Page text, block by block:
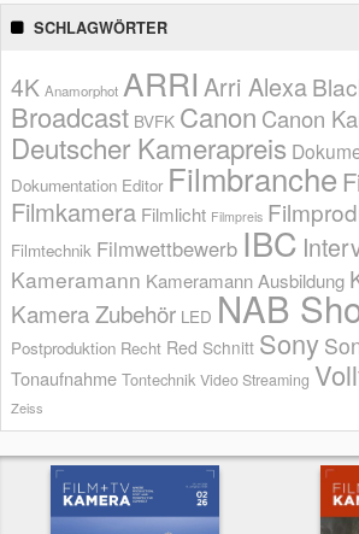
SCHLAGWÖRTER
4K Anamorphot ARRI Arri Alexa
Broadcast BVFK Canon Canon
Deutscher Kamerapreis
Dokumentation Editor Filmbranche
Filmkamera Filmlicht Filmpreis
Filmtechnik Filmwettbewerb IBC
Kameramann Kameramann Ausbildung
Kamera Zubehör LED NAB
Postproduktion Recht Red Schnitt Sony
Tonaufnahme Tontechnik Video Streaming
Zeiss